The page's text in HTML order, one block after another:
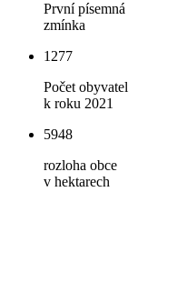
První písemná
zmínka
1277
Počet obyvatel
k roku 2021
5948
rozloha obce
v hektarech